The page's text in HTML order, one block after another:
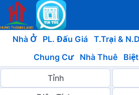
Nhà Ở PL. Đấu Giá T.Trại &
Chung Cư
Nhà Thuê